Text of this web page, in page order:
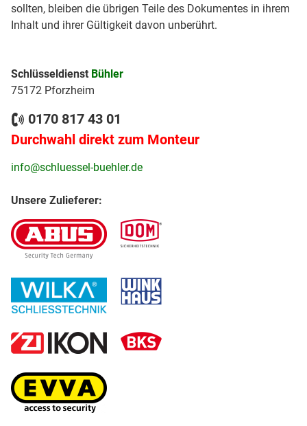
sollten, bleiben die übrigen Teile des Dokumentes in ihrem
Inhalt und ihrer Gültigkeit davon unberührt.
Schlüsseldienst Bühler
75172 Pforzheim
0170 817 43 01
Durchwahl direkt zum Monteur
info@schluessel-buehler.de
Unsere Zulieferer: